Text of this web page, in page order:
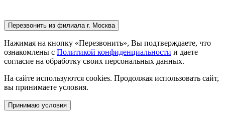
Перезвонить из филиала г. Москва
Нажимая на кнопку «Перезвонить», Вы подтверждаете, что
ознакомлены с Политикой конфиденциальности и даете
согласие на обработку своих персональных данных.
На сайте используются cookies. Продолжая использовать сайт,
вы принимаете условия.
Принимаю условия